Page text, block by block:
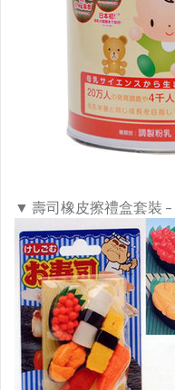
▼ 壽司橡皮擦禮盒套裝 –